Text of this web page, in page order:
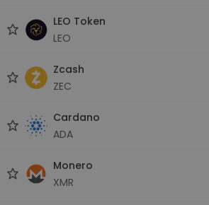
LEO Token
LEO
Zcash
ZEC
Cardano
ADA
Monero
XMR